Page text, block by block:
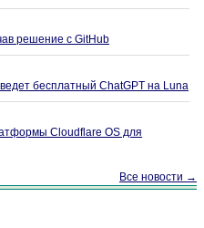
решение с GitHub
бесплатный ChatGPT на Luna
Cloudflare OS для
Все новости →